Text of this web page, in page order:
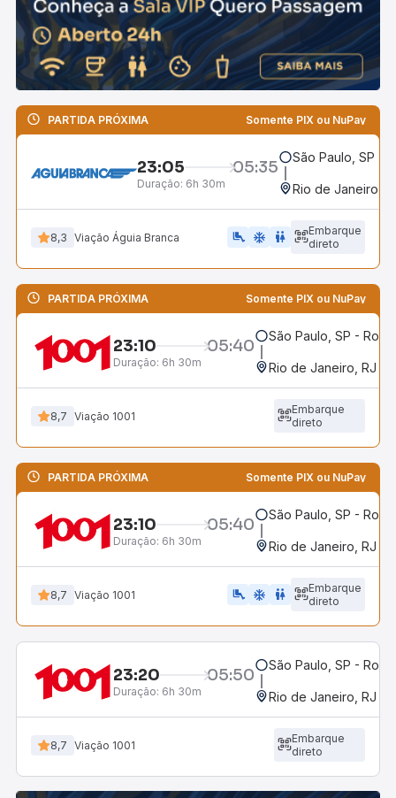
PARTIDA PRÓXIMA Somente PIX ou NuPay
23:05 05:35
Duração: 6h 30m
São Paulo, SP -
Rio de Janeiro,
8,3 Viação Águia Branca airline_seat_legroom_extra ac_unit WC
Embarque
direto
PARTIDA PRÓXIMA Somente PIX ou NuPay
23:10 05:40
Duração: 6h 30m
São Paulo, SP -
Rio de Janeiro, RJ -
8,7 Viação 1001
Embarque
direto
PARTIDA PRÓXIMA Somente PIX ou NuPay
23:10 05:40
Duração: 6h 30m
São Paulo, SP -
Rio de Janeiro, RJ -
8,7 Viação 1001 airline_seat_legroom_extra ac_unit wc
Embarque
direto
23:20 05:50
Duração: 6h 30m
São Paulo, SP -
Rio de Janeiro, RJ -
8,7 Viação 1001
Embarque
direto